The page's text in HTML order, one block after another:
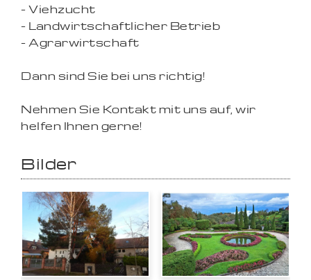
- Viehzucht
- Landwirtschaftlicher Betrieb
- Agrarwirtschaft
Dann sind Sie bei uns richtig!
Nehmen Sie Kontakt mit uns auf, wir
helfen Ihnen gerne!
Bilder